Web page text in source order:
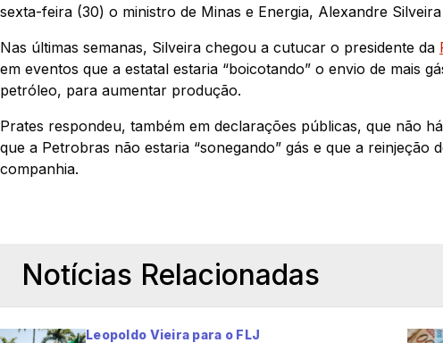
sexta-feira (30) o ministro de Minas e Energia, Alexandre
Nas últimas semanas, Silveira chegou a cutucar o presidente da
em eventos que a estatal estaria “boicotando” o envio de mais
petróleo, para aumentar produção.
Prates respondeu, também em declarações públicas, que não
que a Petrobras não estaria “sonegando” gás e que a reinjeção
companhia.
Notícias Relacionadas
Leopoldo Vieira para o FLJ